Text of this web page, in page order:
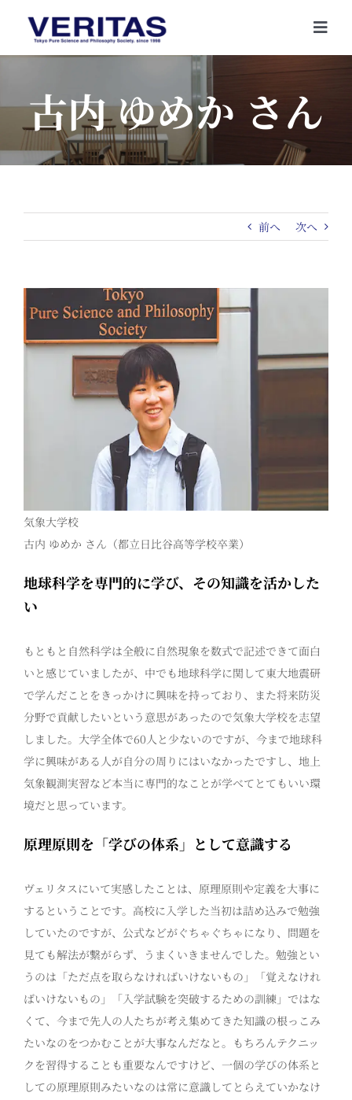
content
古内 ゆめか さん
前へ 次へ
気象大学校
古内 ゆめか さん（都立日比谷高等学校卒業）
地球科学を専門的に学び、その知識を活かした
い
もともと自然科学は全般に自然現象を数式で記述できて面白
いと感じていましたが、中でも地球科学に関して東大地震研
で学んだことをきっかけに興味を持っており、また将来防災
分野で貢献したいという意思があったので気象大学校を志望
しました。大学全体で60人と少ないのですが、今まで地球科
学に興味がある人が自分の周りにはいなかったですし、地上
気象観測実習など本当に専門的なことが学べてとてもいい環
境だと思っています。
原理原則を「学びの体系」として意識する
ヴェリタスにいて実感したことは、原理原則や定義を大事に
するということです。高校に入学した当初は詰め込みで勉強
していたのですが、公式などがぐちゃぐちゃになり、問題を
見ても解法が繋がらず、うまくいきませんでした。勉強とい
うのは「ただ点を取らなければいけないもの」「覚えなけれ
ばいけないもの」「入学試験を突破するための訓練」ではな
くて、今まで先人の人たちが考え集めてきた知識の根っこみ
たいなのをつかむことが大事なんだなと。もちろんテクニッ
クを習得することも重要なんですけど、一個の学びの体系と
しての原理原則みたいなのは常に意識してとらえていかなけ